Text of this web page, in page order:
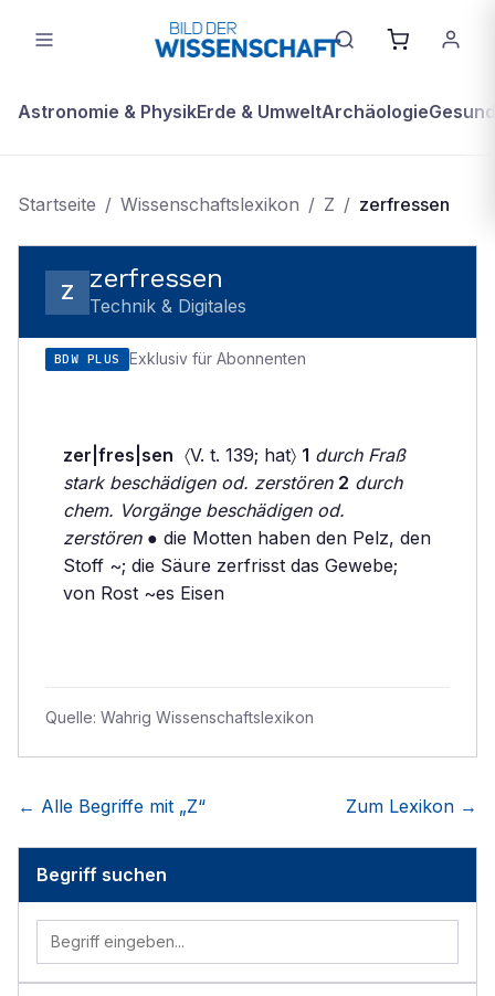
Astronomie & PhysikErde & UmweltArchäologie
Startseite / Wissenschaftslexikon / Z / zerfressen
Z zerfressen
Technik & Digitales
BDW PLUS Exklusiv für Abonnenten
zer|fres|sen 〈V. t. 139; hat〉 1 durch Fraß
stark beschädigen od. zerstören 2 durch
chem. Vorgänge beschädigen od.
zerstören● die Motten haben den Pelz, den
Stoff ~; die Säure zerfrisst das Gewebe;
von Rost ~es Eisen
Quelle: Wahrig Wissenschaftslexikon
← Alle Begriffe mit „Z“ Zum Lexikon →
Begriff suchen